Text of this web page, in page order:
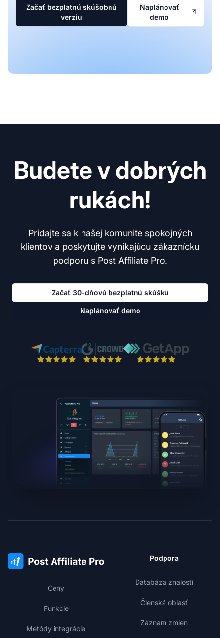
Začať bezplatnú skúšobnú
verziu
Naplánovať
demo
Budete v dobrých
rukách!
Pridajte sa k našej komunite spokojných
klientov a poskytujte vynikajúcu zákaznícku
podporu s Post Affiliate Pro.
Začať 30-dňovú bezplatnú skúšku
Naplánovať demo
Ceny
Funkcie
Metódy integrácie
Podpora
Databáza znalostí
Členská oblasť
Záznam zmien